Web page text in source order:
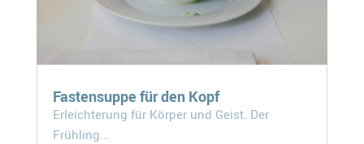
Fastensuppe für den Kopf
Erleichterung für Körper und Geist. Der
Frühling...